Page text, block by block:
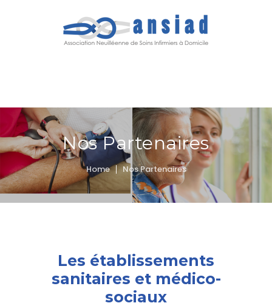
Nos Partenaires
Home Nos Partenaires
Les établissements
sanitaires et médico-
sociaux